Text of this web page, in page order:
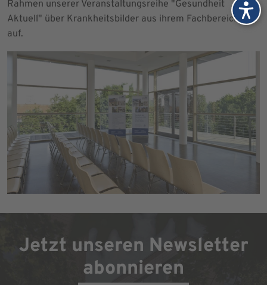
Rahmen unserer Veranstaltungsreihe "Gesundheit
Aktuell" über Krankheitsbilder aus ihrem Fachbereich
auf.
Jetzt unseren Newsletter
abonnieren